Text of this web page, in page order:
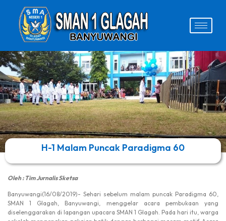
H-1 Malam Puncak Paradigma 60
Oleh : Tim Jurnalis Sketsa
Banyuwangi(16/08/2019)- Sehari sebelum malam puncak Paradigma 60,
SMAN 1 Glagah, Banyuwangi, menggelar acara pembukaan yang
diselenggarakan di lapangan upacara SMAN 1 Glagah. Pada hari itu, warga